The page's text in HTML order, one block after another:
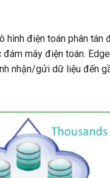
điện toán phân
mây điện toán.
nhận/gửi dữ liệu đến